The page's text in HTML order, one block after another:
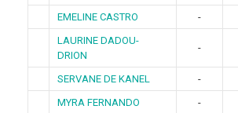
EMELINE CASTRO
-
LAURINE DADOU-
DRION
-
SERVANE DE KANEL -
MYRA FERNANDO
-